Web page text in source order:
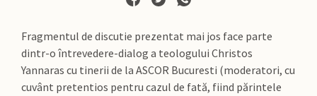
Fragmentul de discutie prezentat mai jos face parte
dintr-o întrevedere-dialog a teologului Christos
Yannaras cu tinerii de la ASCOR Bucuresti (moderatori, cu
cuvânt pretentios pentru cazul de fată, fiind părintele